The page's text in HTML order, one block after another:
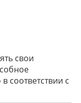
свои
соответствии с